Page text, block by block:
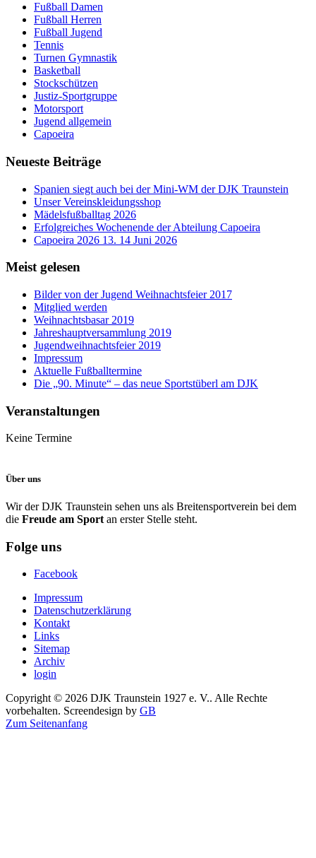
Fußball Damen
Fußball Herren
Fußball Jugend
Tennis
Turnen Gymnastik
Basketball
Stockschützen
Justiz-Sportgruppe
Motorsport
Jugend allgemein
Capoeira
Neueste Beiträge
Spanien siegt auch bei der Mini-WM der DJK Traunstein
Unser Vereinskleidungsshop
Mädelsfußballtag 2026
Erfolgreiches Wochenende der Abteilung Capoeira
Capoeira 2026 13. 14 Juni 2026
Meist gelesen
Bilder von der Jugend Weihnachtsfeier 2017
Mitglied werden
Weihnachtsbasar 2019
Jahreshauptversammlung 2019
Jugendweihnachtsfeier 2019
Impressum
Aktuelle Fußballtermine
Die „90. Minute“ – das neue Sportstüberl am DJK
Veranstaltungen
Keine Termine
Über uns
Wir der DJK Traunstein sehen uns als Breitensportverein bei dem
die Freude am Sport an erster Stelle steht.
Folge uns
Facebook
Impressum
Datenschutzerklärung
Kontakt
Links
Sitemap
Archiv
login
Copyright © 2026 DJK Traunstein 1927 e. V.. Alle Rechte
vorbehalten. Screendesign by GB
Zum Seitenanfang